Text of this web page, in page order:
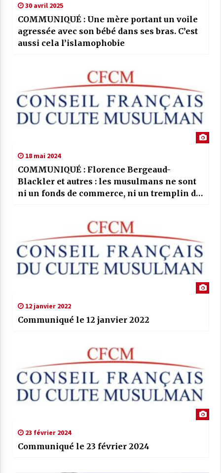
30 avril 2025
COMMUNIQUÉ : Une mère portant un voile
agressée avec son bébé dans ses bras. C’est
aussi cela l’islamophobie
18 mai 2024
COMMUNIQUÉ : Florence Bergeaud-
Blackler et autres : les musulmans ne sont
ni un fonds de commerce, ni un tremplin de
12 janvier 2022
Communiqué le 12 janvier 2022
23 février 2024
Communiqué le 23 février 2024